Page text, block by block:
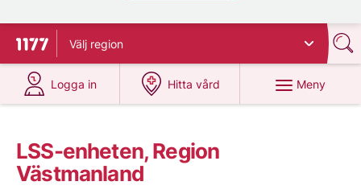
Till startsidan för 1177
Välj region
Logga in
på 1177.se
Hitta vård
på 1177.se
Meny
LSS-enheten, Region
Västmanland